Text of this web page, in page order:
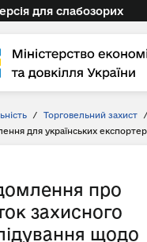
для слабозорих
/ Торговельний захист /
для українських
про
захисного
щодо